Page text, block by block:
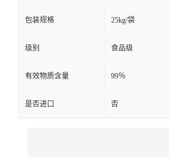
包装规格 25kg/袋
级别 食品级
有效物质含量 99％
是否进口 否